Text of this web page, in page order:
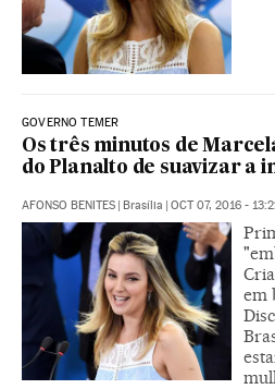
GOVERNO TEMER
Os três minutos de
do Planalto de suavizar a
AFONSO BENITES | Brasília | OCT 07, 2016 -
em